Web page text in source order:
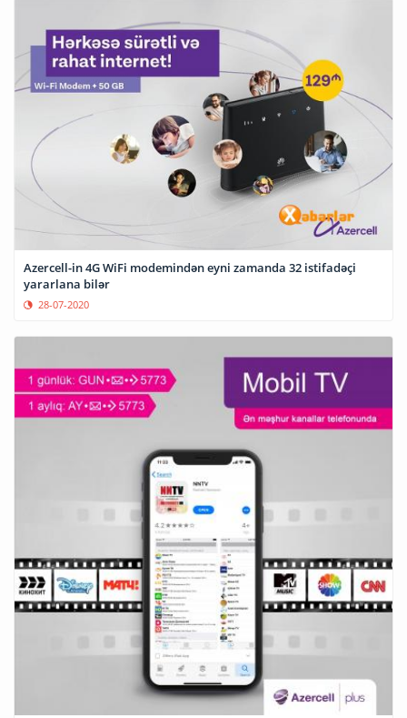
Azercell-in 4G WiFi modemindən eyni zamanda 32 istifadəçi
yararlana bilər
28-07-2020